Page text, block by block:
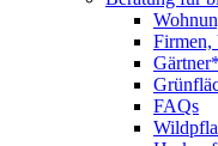
Firmen,
FAQs